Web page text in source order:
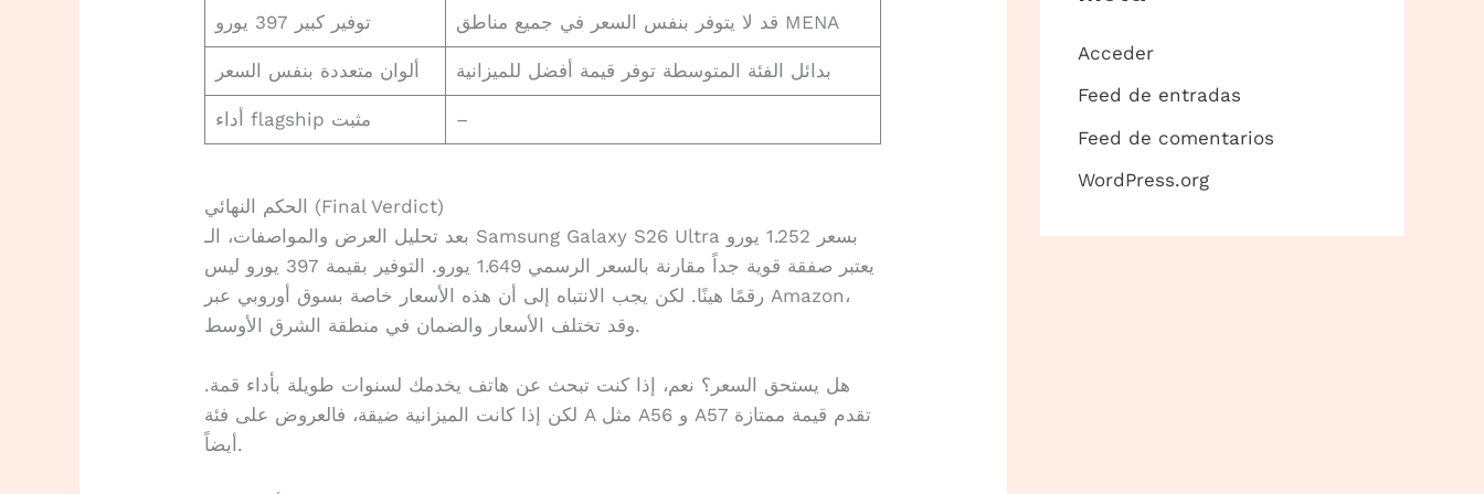
توفير كبير 397 يورو قد لا يتوفر بنفس السعر في جميع مناطق MENA
ألوان متعددة بنفس السعر بدائل الفئة المتوسطة توفر قيمة أفضل للميزانية
أداء flagship مثبت –
الحكم النهائي (Final Verdict)
بعد تحليل العرض والمواصفات، الـ Samsung Galaxy S26 Ultra بسعر 1.252 يورو
يعتبر صفقة قوية جداً مقارنة بالسعر الرسمي 1.649 يورو. التوفير بقيمة 397 يورو ليس
رقمًا هينًا. لكن يجب الانتباه إلى أن هذه الأسعار خاصة بسوق أوروبي عبر Amazon،
وقد تختلف الأسعار والضمان في منطقة الشرق الأوسط.
هل يستحق السعر؟ نعم، إذا كنت تبحث عن هاتف يخدمك لسنوات طويلة بأداء قمة.
لكن إذا كانت الميزانية ضيقة، فالعروض على فئة A مثل A56 و A57 تقدم قيمة ممتازة
أيضاً.
Acceder
Feed de entradas
Feed de comentarios
WordPress.org